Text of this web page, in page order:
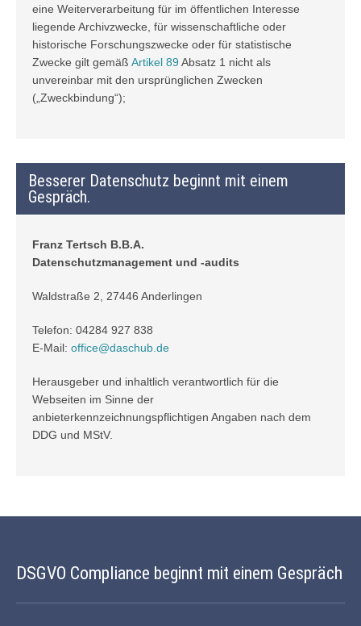
eine Weiterverarbeitung für im öffentlichen Interesse
liegende Archivzwecke, für wissenschaftliche oder
historische Forschungszwecke oder für statistische
Zwecke gilt gemäß Artikel 89 Absatz 1 nicht als
unvereinbar mit den ursprünglichen Zwecken
(„Zweckbindung“);
Besserer Datenschutz beginnt mit einem
Gespräch.
Franz Tertsch B.B.A.
Datenschutzmanagement und -audits
Waldstraße 2, 27446 Anderlingen
Telefon: 04284 927 838
E-Mail: office@daschub.de
Herausgeber und inhaltlich verantwortlich für die
Webseiten im Sinne der
anbieterkennzeichnungspflichtigen Angaben nach dem
DDG und MStV.
DSGVO Compliance beginnt mit einem Gespräch